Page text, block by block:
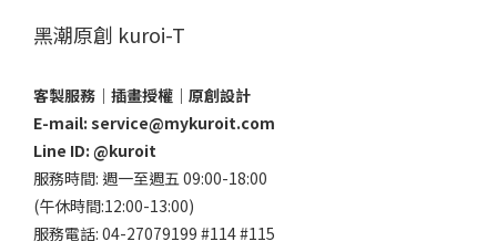
黑潮原創 kuroi-T
客製服務｜插畫授權｜原創設計
E-mail: service@mykuroit.com
Line ID: @kuroit
服務時間: 週一至週五 09:00-18:00
(午休時間:12:00-13:00)
服務電話: 04-27079199 #114 #115